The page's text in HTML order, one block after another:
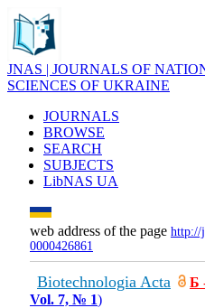
JNAS | JOURNALS OF
SCIENCES OF UKRAINE
JOURNALS
BROWSE
SEARCH
SUBJECTS
LibNAS UA
web address of the page http://
0000426861
Biotechnologia Acta Б
Vol. 7, № 1)